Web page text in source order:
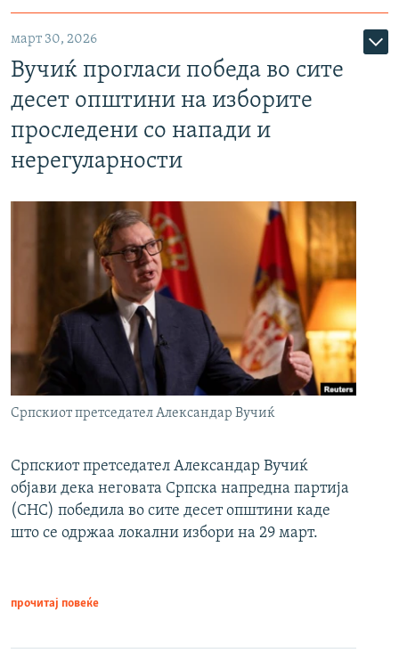
март 30, 2026
Вучиќ прогласи победа во сите
десет општини на изборите
проследени со напади и
нерегуларности
Српскиот претседател Александар Вучиќ
Српскиот претседател Александар Вучиќ
објави дека неговата Српска напредна партија
(СНС) победила во сите десет општини каде
што се одржаа локални избори на 29 март.
прочитај повеќе